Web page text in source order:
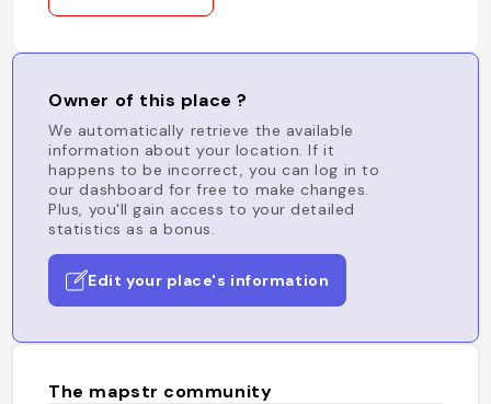
Owner of this place ?
We automatically retrieve the available
information about your location. If it
happens to be incorrect, you can log in to
our dashboard for free to make changes.
Plus, you'll gain access to your detailed
statistics as a bonus.
Edit your place's information
The mapstr community